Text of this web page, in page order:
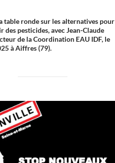
table ronde sur les alternatives pour
des pesticides, avec Jean-Claude
de la Coordination EAU IDF, le
à Aiffres (79).